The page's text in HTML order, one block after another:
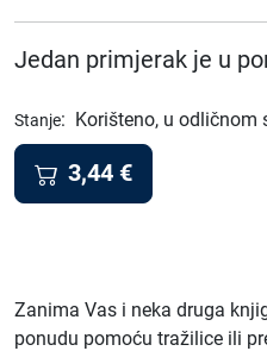
Jedan primjerak je u
Stanje: Korišteno, u odličnom
3,44 €
Zanima Vas i neka druga
ponudu pomoću tražilice ili